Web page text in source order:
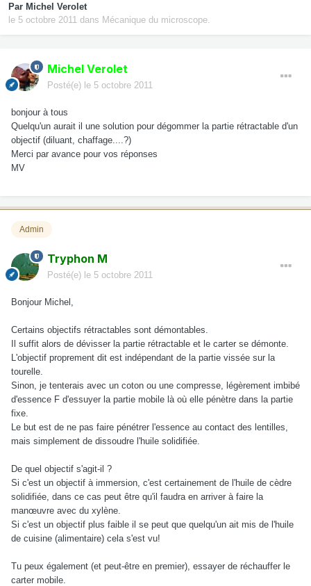
Par Michel Verolet
le 5 octobre 2011 dans Mécanique du microscope.
Michel Verolet
Posté(e) le 5 octobre 2011
bonjour à tous
Quelqu'un aurait il une solution pour dégommer la partie rétractable d'un
objectif (diluant, chaffage....?)
Merci par avance pour vos réponses
MV
Admin
Tryphon M
Posté(e) le 5 octobre 2011
Bonjour Michel,
Certains objectifs rétractables sont démontables.
Il suffit alors de dévisser la partie rétractable et le carter se démonte.
L'objectif proprement dit est indépendant de la partie vissée sur la
tourelle.
Sinon, je tenterais avec un coton ou une compresse, légèrement imbibé
d'essence F d'essuyer la partie mobile là où elle pénètre dans la partie
fixe.
Le but est de ne pas faire pénétrer l'essence au contact des lentilles,
mais simplement de dissoudre l'huile solidifiée.
De quel objectif s'agit-il ?
Si c'est un objectif à immersion, c'est certainement de l'huile de cèdre
solidifiée, dans ce cas peut être qu'il faudra en arriver à faire la
manœuvre avec du xylène.
Si c'est un objectif plus faible il se peut que quelqu'un ait mis de l'huile
de cuisine (alimentaire) cela s'est vu!
Tu peux également (et peut-être en premier), essayer de réchauffer le
carter mobile.